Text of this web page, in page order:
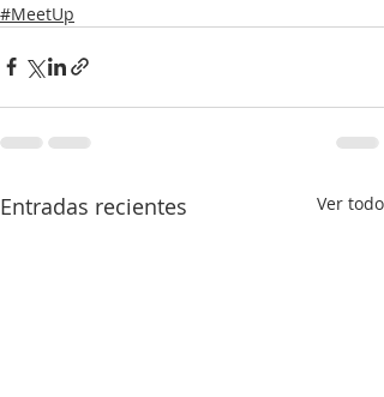
#MeetUp
Entradas recientes Ver todo